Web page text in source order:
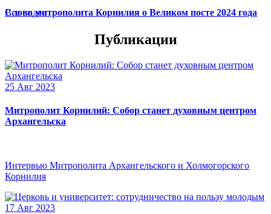
Слово митрополита Корнилия о Великом посте 2024 года
Все видео
Публикации
25 Авг 2023
Митрополит Корнилий: Собор станет духовным центром
Архангельска
Интервью Митрополита Архангельского и Холмогорского
Корнилия
17 Авг 2023